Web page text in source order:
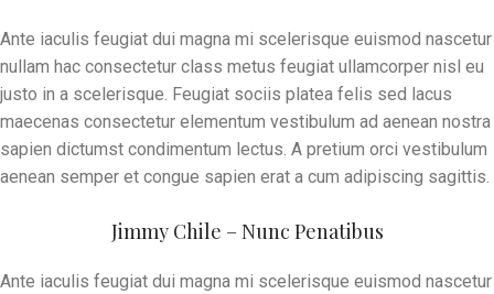
Ante iaculis feugiat dui magna mi scelerisque euismod nascetur
nullam hac consectetur class metus feugiat ullamcorper nisl eu
justo in a scelerisque. Feugiat sociis platea felis sed lacus
maecenas consectetur elementum vestibulum ad aenean nostra
sapien dictumst condimentum lectus. A pretium orci vestibulum
aenean semper et congue sapien erat a cum adipiscing sagittis.
Jimmy Chile – Nunc Penatibus
Ante iaculis feugiat dui magna mi scelerisque euismod nascetur